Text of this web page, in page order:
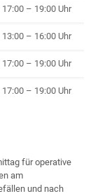
17:00 – 19:00 Uhr
13:00 – 16:00 Uhr
17:00 – 19:00 Uhr
17:00 – 19:00 Uhr
für operative
am
und nach